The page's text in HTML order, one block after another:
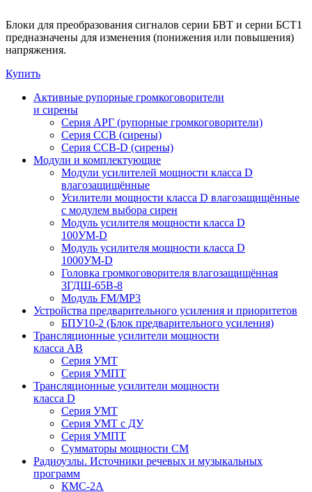
Блоки для преобразования сигналов серии БВТ и серии БСТ1
предназначены для изменения (понижения или повышения)
напряжения.
Купить
Активные рупорные громкоговорители
и сирены
Серия АРГ (рупорные громкоговорители)
Серия ССВ (сирены)
Серия ССВ-D (сирены)
Модули и комплектующие
Модули усилителей мощности класса D
влагозащищённые
Усилители мощности класса D влагозащищённые
с модулем выбора сирен
Модуль усилителя мощности класса D
100УМ-D
Модуль усилителя мощности класса D
1000УМ-D
Головка громкоговорителя влагозащищённая
3ГДШ-65В-8
Модуль FM/MP3
Устройства предварительного усиления и приоритетов
БПУ10-2 (Блок предварительного усиления)
Трансляционные усилители мощности
класса АВ
Серия УМТ
Серия УМПТ
Трансляционные усилители мощности
класса D
Серия УМТ
Серия УМТ с ДУ
Серия УМПТ
Сумматоры мощности СМ
Радиоузлы. Источники речевых и музыкальных
программ
КМС-2А